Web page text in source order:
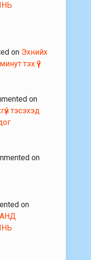
on Эхнийх
тэх үү?
on
тэсэхэд
on
on